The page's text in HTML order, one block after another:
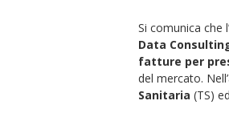
Si comunica che l’
Data
fatture per
del mercato.
Sanitaria (TS)